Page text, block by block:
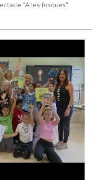
"A les fosques".